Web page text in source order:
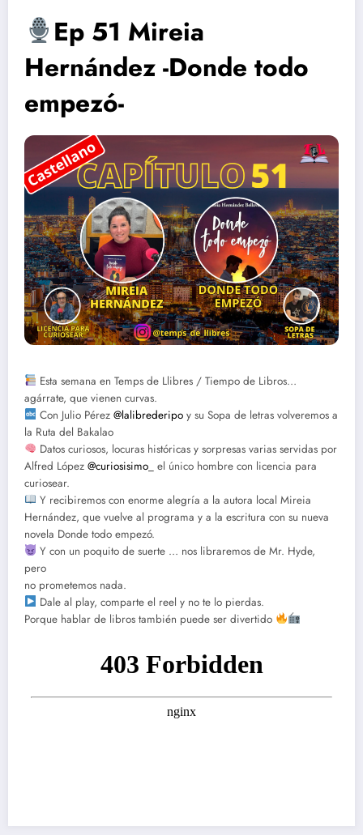
Ep 51 Mireia
Hernández -Donde todo
empezó-
Esta semana en Temps de Llibres / Tiempo de Libros…
agárrate, que vienen curvas.
Con Julio Pérez@lalibrederipo y su Sopa de letras volveremos a
la Ruta del Bakalao
Datos curiosos, locuras históricas y sorpresas varias servidas por
Alfred López @curiosisimo_ el único hombre con licencia para
curiosear.
Y recibiremos con enorme alegría a la autora local Mireia
Hernández, que vuelve al programa y a la escritura con su nueva
novela Donde todo empezó.
Y con un poquito de suerte … nos libraremos de Mr. Hyde,
pero
no prometemos nada.
Dale al play, comparte el reel y no te lo pierdas.
Porque hablar de libros también puede ser divertido